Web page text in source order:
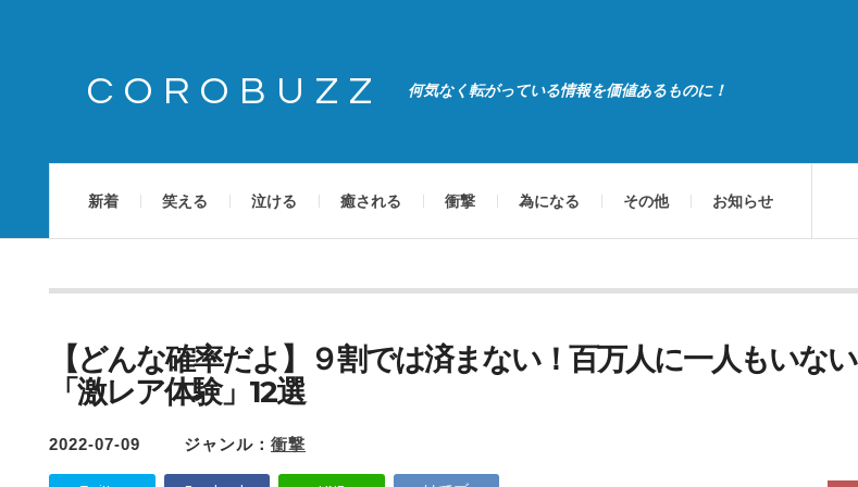
COROBUZZ 何気なく転がっている情報を価値あるものに！
新着 笑える 泣ける 癒される 衝撃 為になる その他 お知らせ
【どんな確率だよ】９割では済まない！百万人に一人もいない
「激レア体験」12選
2022-07-09 ジャンル： 衝撃